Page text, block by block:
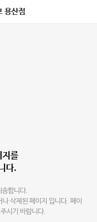
용산점
지를
다.
송합니다.
삭제된 페이지 입니다. 페이
시기 바랍니다.